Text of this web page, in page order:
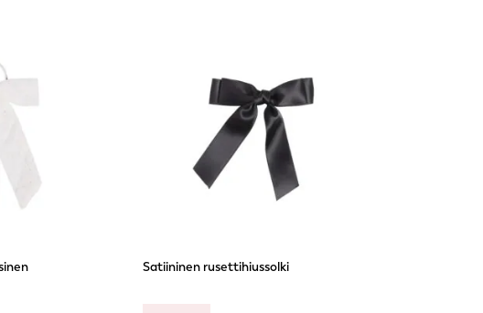
Satiininen rusettihiussolki